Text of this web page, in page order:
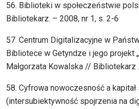
56. Biblioteki w społeczeństwie
Bibliotekarz. – 2008, nr 1, s. 2-6
57. Centrum Digitalizacyjne w
Bibliotece w Getyndze i jego projekt
Małgorzata Kowalska //
58. Cyfrowa nowoczesność a kapitał
(intersubiektywność spojrzenia na